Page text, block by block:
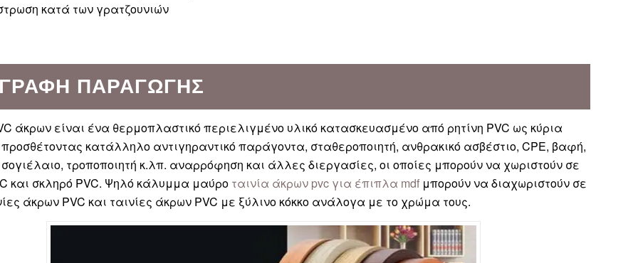
κατά των γρατζουνιών
ΠΑΡΑΓΩΓΉΣ
άκρων είναι ένα θερμοπλαστικό περιελιγμένο υλικό κατασκευασμένο από ρητίνη PVC ως κύρια
κατάλληλο αντιγηραντικό παράγοντα, σταθεροποιητή, ανθρακικό ασβέστιο, CPE, βαφή,
σογιέλαιο, τροποποιητή κ.λπ. αναρρόφηση και άλλες διεργασίες, οι οποίες μπορούν να χωριστούν σε
και σκληρό PVC. Ψηλό κάλυμμα μαύρο ταινία άκρων pvc για έπιπλα mdf μπορούν να διαχωριστούν σε
άκρων PVC και ταινίες άκρων PVC με ξύλινο κόκκο ανάλογα με το χρώμα τους.